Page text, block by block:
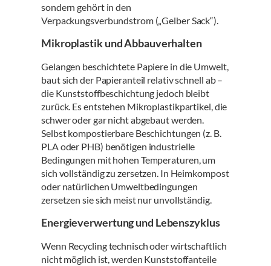
sondern gehört in den
Verpackungsverbundstrom („Gelber Sack“).
Mikroplastik und Abbauverhalten
Gelangen beschichtete Papiere in die Umwelt,
baut sich der Papieranteil relativ schnell ab –
die Kunststoffbeschichtung jedoch bleibt
zurück. Es entstehen Mikroplastikpartikel, die
schwer oder gar nicht abgebaut werden.
Selbst kompostierbare Beschichtungen (z. B.
PLA oder PHB) benötigen industrielle
Bedingungen mit hohen Temperaturen, um
sich vollständig zu zersetzen. In Heimkompost
oder natürlichen Umweltbedingungen
zersetzen sie sich meist nur unvollständig.
Energieverwertung und Lebenszyklus
Wenn Recycling technisch oder wirtschaftlich
nicht möglich ist, werden Kunststoffanteile